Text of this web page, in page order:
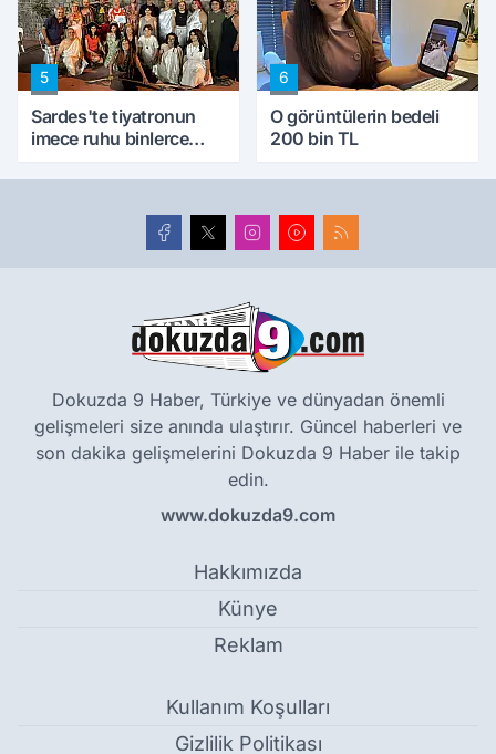
5
Sardes'te tiyatronun
imece ruhu binlerce
6
O görüntülerin bedeli
200 bin TL
Dokuzda 9 Haber, Türkiye ve dünyadan önemli
gelişmeleri size anında ulaştırır. Güncel haberleri ve
son dakika gelişmelerini Dokuzda 9 Haber ile takip
edin.
www.dokuzda9.com
Hakkımızda
Künye
Reklam
Kullanım Koşulları
Gizlilik Politikası